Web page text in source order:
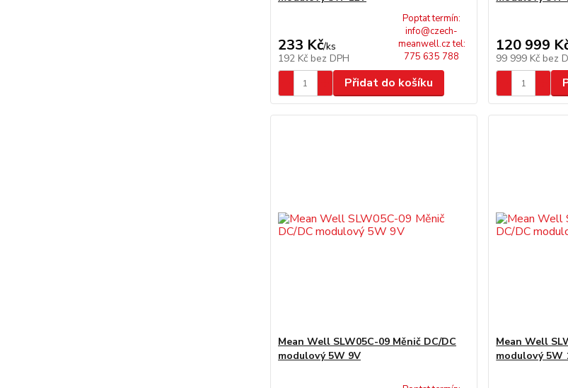
233 Kč/ks
192 Kč bez DPH
Poptat termín:
info@czech-
meanwell.cz tel:
775 635 788
Přidat do košíku
120 999
99 999 Kč bez
Mean Well SLW05C-09 Měnič DC/DC
modulový 5W 9V
Mean Well
modulový 5W